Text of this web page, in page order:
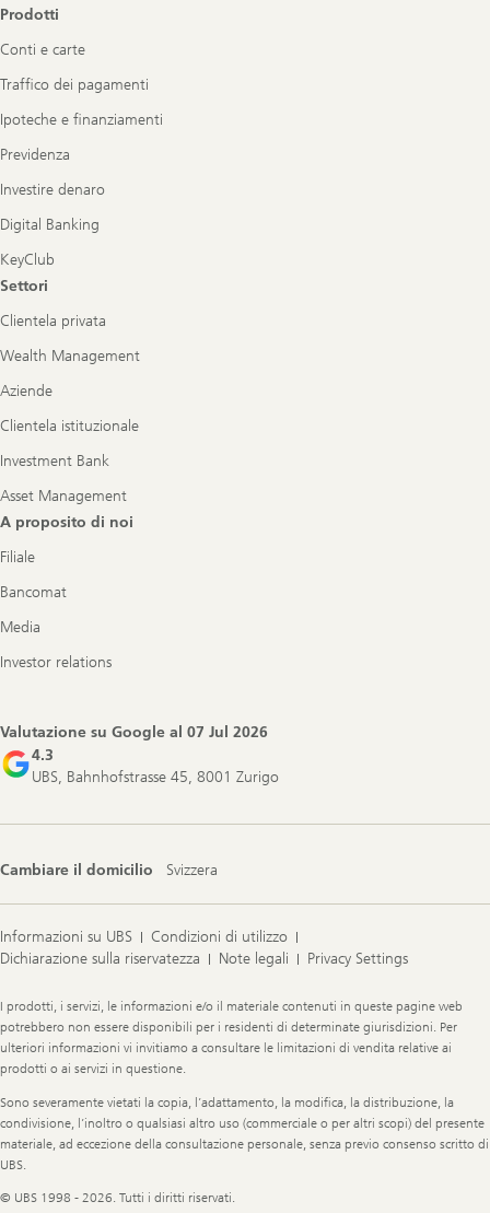
Prodotti
Conti e carte
Traffico dei pagamenti
Ipoteche e finanziamenti
Previdenza
Investire denaro
Digital Banking
KeyClub
Settori
Clientela privata
Wealth Management
Aziende
Clientela istituzionale
Investment Bank
Asset Management
A proposito di noi
Filiale
Bancomat
Media
Investor relations
Valutazione su Google al 07 Jul 2026
4.3
UBS, Bahnhofstrasse 45, 8001 Zurigo
Cambiare il domicilio Svizzera
Informazioni su UBS
Condizioni di utilizzo
Dichiarazione sulla riservatezza
Note legali Privacy Settings
Legal
Information
I prodotti, i servizi, le informazioni e/o il materiale contenuti in queste pagine web
potrebbero non essere disponibili per i residenti di determinate giurisdizioni. Per
ulteriori informazioni vi invitiamo a consultare le limitazioni di vendita relative ai
prodotti o ai servizi in questione.
Sono severamente vietati la copia, l’adattamento, la modifica, la distribuzione, la
condivisione, l’inoltro o qualsiasi altro uso (commerciale o per altri scopi) del presente
materiale, ad eccezione della consultazione personale, senza previo consenso scritto di
UBS.
© UBS 1998 - 2026. Tutti i diritti riservati.